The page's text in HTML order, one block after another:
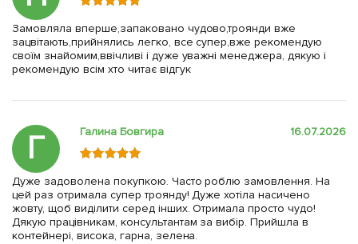
Замовляла вперше,запаковано чудово,троянди вже
зацвітають,прийнялись легко, все супер,вже рекомендую
своїм знайомим,ввічливі і дуже уважні менеджера, дякую і
рекомендую всім хто читає відгук
Г Галина Бовгира 16.07.2026
Дуже задоволена покупкою. Часто роблю замовлення. На
цей раз отримала супер троянду! Дуже хотіла насичено
жовту, щоб виділити серед інших. Отримала просто чудо!
Дякую працівникам, консультантам за вибір. Прийшла в
контейнері, висока, гарна, зелена.